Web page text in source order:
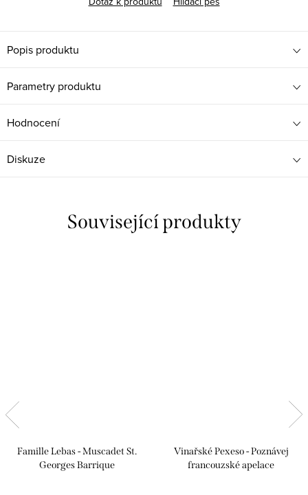
Popis produktu
Parametry produktu
Hodnocení
Diskuze
Související produkty
Famille Lebas - Muscadet St.
Georges Barrique
Vinařské Pexeso - Poznávej
francouzské apelace